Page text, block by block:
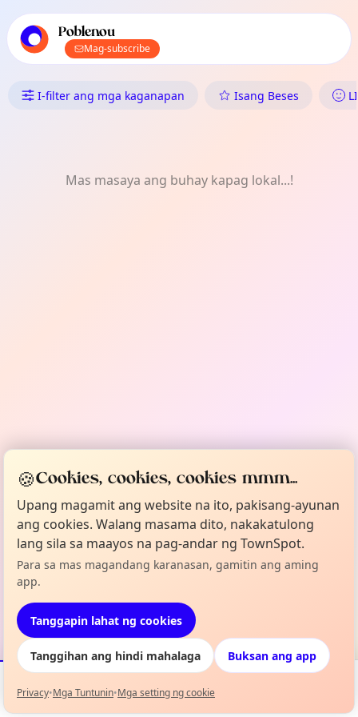
ng mga lokal na kaganapan ng TownSpot
Poblenou
Mag-subscribe
Ano ang Nangyayari sa
I-filter ang mga kaganapan Isang Beses
Mas masaya ang buhay kapag lokal...!
Mga Kaganapan Mapa Aking Lineup
🍪Cookies, cookies, cookies mmm...
Upang magamit ang website na ito, pakisang-ayunan
ang cookies. Walang masama dito, nakakatulong
lang sila sa maayos na pag-andar ng TownSpot.
Para sa mas magandang karanasan, gamitin ang aming
app.
Tanggapin lahat ng cookies
Tanggihan ang hindi mahalaga Buksan ang app
Privacy•Mga Tuntunin•Mga setting ng cookie